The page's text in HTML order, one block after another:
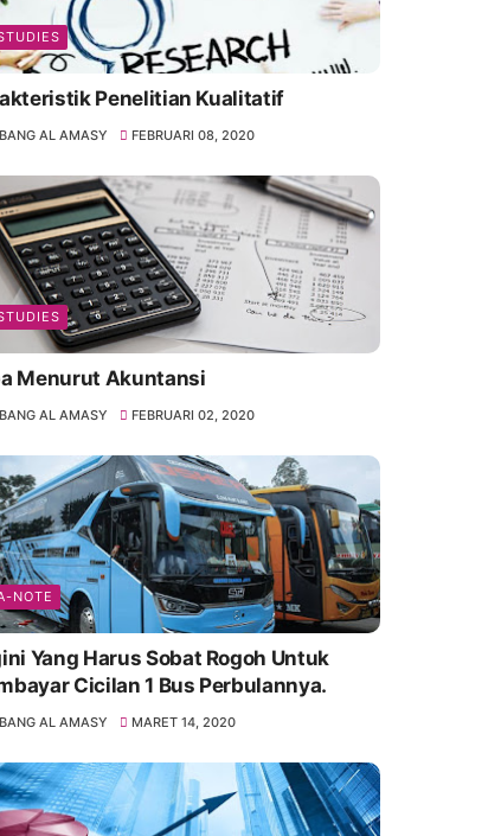
Penelitian Kualitatif
AL AMASY FEBRUARI 08, 2020
Menurut Akuntansi
AL AMASY FEBRUARI 02, 2020
NOTE
Yang Harus Sobat Rogoh Untuk
Cicilan 1 Bus Perbulannya.
AL AMASY MARET 14, 2020